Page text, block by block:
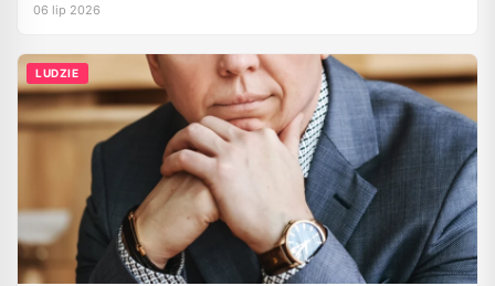
06 lip 2026
LUDZIE